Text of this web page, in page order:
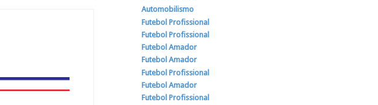
Automobilismo
Futebol Profissional
Futebol Profissional
Futebol Amador
Futebol Amador
Futebol Profissional
Futebol Amador
Futebol Profissional